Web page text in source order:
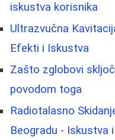
iskustva korisnika
Ultrazvučna
Efekti i Iskustva
Zašto zglobovi
povodom toga
Radiotalasno
Beogradu - Iskustva